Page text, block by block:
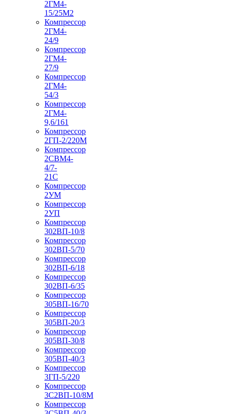
2ГМ4-
15/25М2
Компрессор
2ГМ4-
24/9
Компрессор
2ГМ4-
27/9
Компрессор
2ГМ4-
54/3
Компрессор
2ГМ4-
9,6/161
Компрессор
2ГП-2/220М
Компрессор
2СВМ4-
4/7-
21С
Компрессор
2УМ
Компрессор
2УП
Компрессор
302ВП-10/8
Компрессор
302ВП-5/70
Компрессор
302ВП-6/18
Компрессор
302ВП-6/35
Компрессор
305ВП-16/70
Компрессор
305ВП-20/3
Компрессор
305ВП-30/8
Компрессор
305ВП-40/3
Компрессор
3ГП-5/220
Компрессор
3С2ВП-10/8М
Компрессор